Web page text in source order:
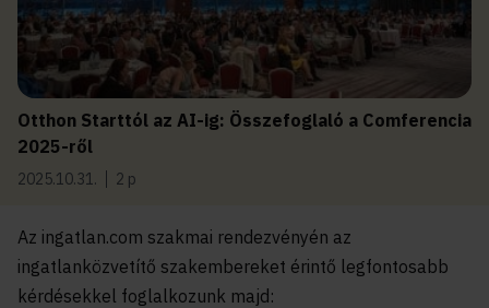
Otthon Starttól az AI-ig: Összefoglaló a Comferencia
2025-ről
2025.10.31. 2 p
Az ingatlan.com szakmai rendezvényén az
ingatlanközvetítő szakembereket érintő legfontosabb
kérdésekkel foglalkozunk majd: